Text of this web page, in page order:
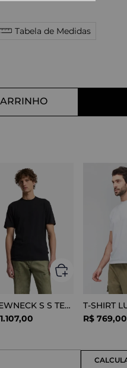
Tabela de Medidas
CREWNECK S S TEE COTTON BLACK
1.107,00
R$ 769,00